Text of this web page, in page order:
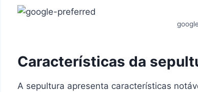
Características da
A sepultura apresenta características